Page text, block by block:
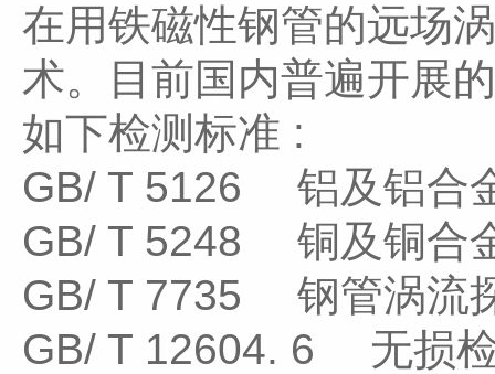
在用铁磁性钢管的远场
术。目前国内普遍开展
如下检测标准 :
GB/ T 5126 铝及铝合
GB/ T 5248 铜及铜合
GB/ T 7735 钢管涡流
GB/ T 12604. 6 无损